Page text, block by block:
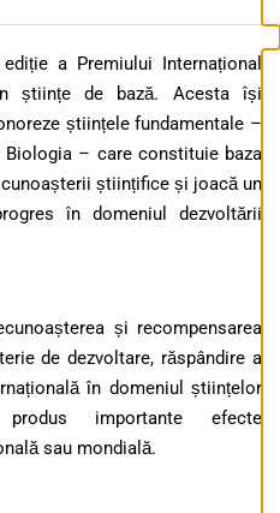
a Premiului Internațional
în științe de bază. Acesta își
științele fundamentale –
– care constituie baza
științifice și joacă un
în domeniul dezvoltării
și recompensarea
de dezvoltare, răspândire a
în domeniul științelor
importante efecte
sau mondială.